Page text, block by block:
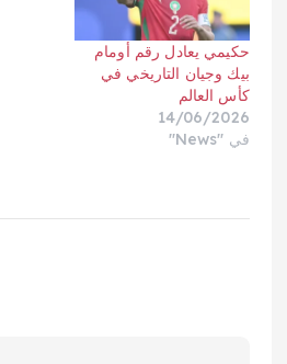
حكيمي يعادل رقم أومام
بيك وجيان التاريخي في
كأس العالم
14/06/2026
في "News"